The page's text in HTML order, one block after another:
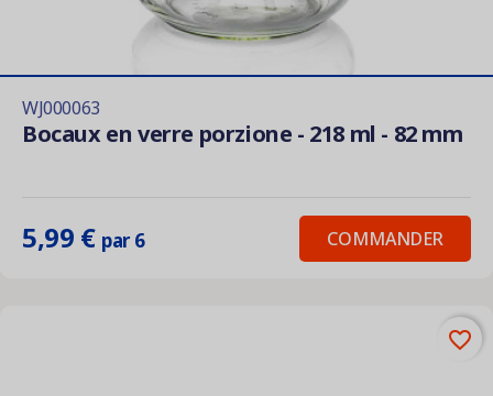
WJ000063
Bocaux en verre porzione - 218 ml - 82 mm
5,99 € par 6 COMMANDER
favorite_border